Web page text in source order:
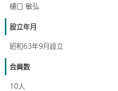
樋口 敏弘
設立年月
昭和63年9月設立
会員数
10人